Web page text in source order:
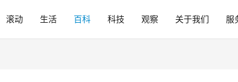
滚动 生活 百科 科技 观察 关于我们 服